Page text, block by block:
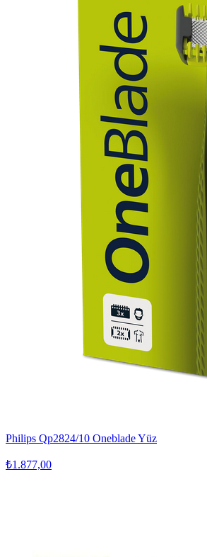
Philips Qp2824/10 Oneblade Yüz
₺1.877,00